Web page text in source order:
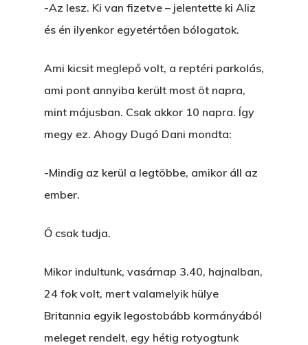
-Az lesz. Ki van fizetve – jelentette ki Aliz
és én ilyenkor egyetértően bólogatok.
Ami kicsit meglepő volt, a reptéri parkolás,
ami pont annyiba került most öt napra,
mint májusban. Csak akkor 10 napra. Így
megy ez. Ahogy Dugó Dani mondta:
-Mindig az kerül a legtöbbe, amikor áll az
ember.
Ő csak tudja.
Mikor indultunk, vasárnap 3.40, hajnalban,
24 fok volt, mert valamelyik hülye
Britannia egyik legostobább kormányából
meleget rendelt, egy hétig rotyogtunk